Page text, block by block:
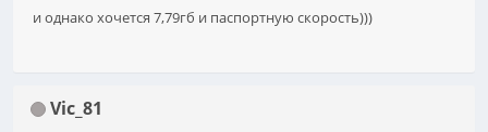
и однако хочется 7,79гб и паспортную скорость)))
Vic_81